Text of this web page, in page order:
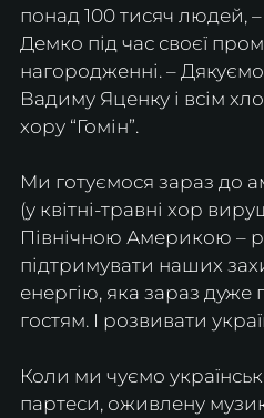
понад 100 тисяч людей,
Демко під час своєї
нагородженні. –
Вадиму Яценку і всім
хору “Гомін”.
Ми готуємося зараз до
(у квітні-травні хор
Північною Америкою –
підтримувати наших
енергію, яка зараз
гостям. І розвивати
Коли ми чуємо
партеси, оживлену